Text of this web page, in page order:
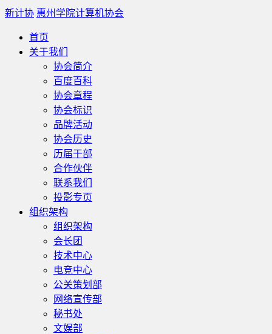
新计协 惠州学院计算机协会
首页
关于我们
协会简介
百度百科
协会章程
协会标识
品牌活动
协会历史
历届干部
合作伙伴
联系我们
投影专页
组织架构
组织架构
会长团
技术中心
电竞中心
公关策划部
网络宣传部
秘书处
文娱部